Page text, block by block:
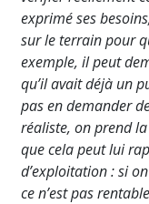
exprimé ses
sur le terrain pour
exemple, il peut
qu’il avait déjà un
pas en demander
réaliste, on prend
que cela peut lui
d’exploitation : si
ce n’est pas